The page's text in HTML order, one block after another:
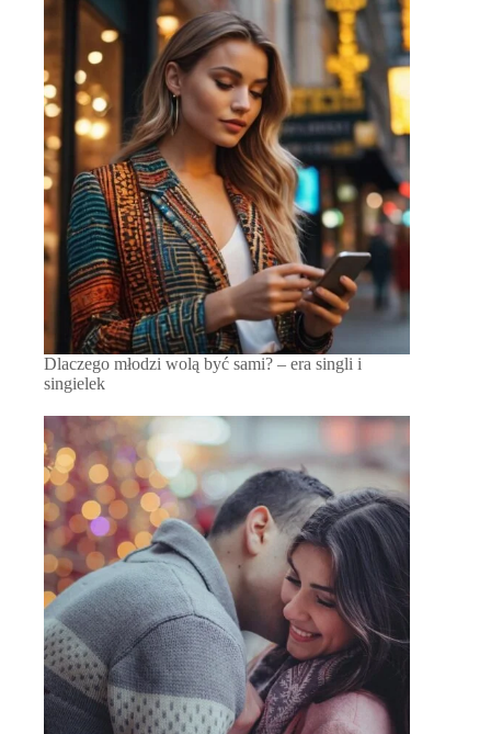
Dlaczego młodzi wolą być sami? – era singli i
singielek